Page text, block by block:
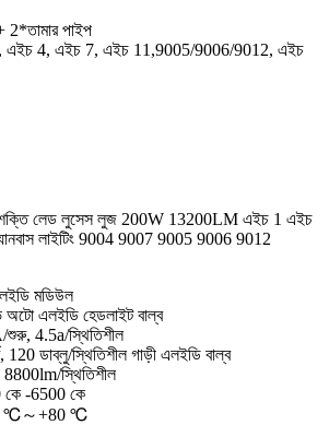
পাইপ
এইচ 4, এইচ 7, এইচ 11,9005/9006/9012, এইচ
শক্তি লেড লুসেস লুজ 200W 13200LM এইচ 1 এইচ
লাইটিং 9004 9007 9005 9006 9012
মডিউল
এলইডি হেডলাইট বাল্ব
4.5a/স্থিতিশীল
ডাব্লু/স্থিতিশীল গাড়ী এলইডি বাল্ব
স্থিতিশীল
কে -6500 কে
℃～+80 ℃